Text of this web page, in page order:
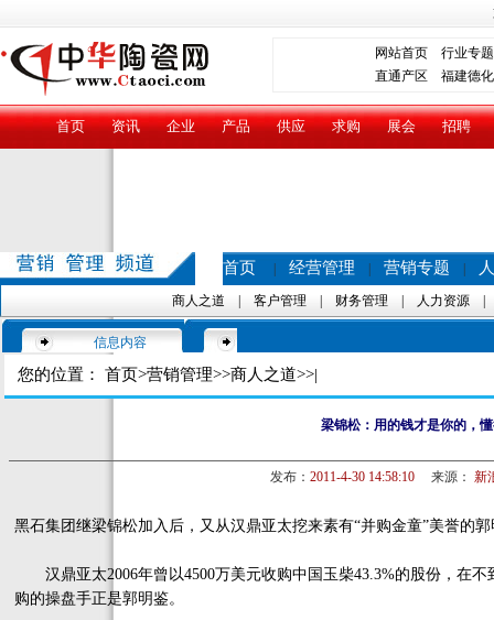
网站首页
行业专题
直通产区 福建德化
首页 资讯 企业 产品 供应 求购 展会 招聘
首页 经营管理 营销专题
商人之道 客户管理 财务管理 人力资源
信息内容
您的位置： 首页>营销管理>>商人之道>>|
梁锦松：用的钱才是你的，
发布： 2011-4-30 14:58:10 来源： 新
黑石集团继梁锦松加入后，又从汉鼎亚太挖来素有“并购金童”美誉的
汉鼎亚太2006年曾以4500万美元收购中国玉柴43.3%的股份，在不
购的操盘手正是郭明鉴。